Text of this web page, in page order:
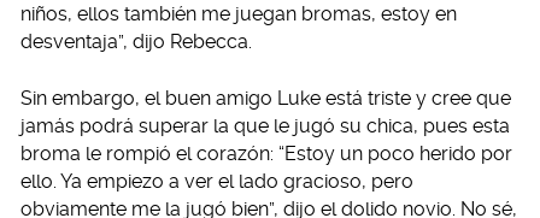
niños, ellos también me juegan bromas, estoy en
desventaja”, dijo Rebecca.
Sin embargo, el buen amigo Luke está triste y cree que
jamás podrá superar la que le jugó su chica, pues esta
broma le rompió el corazón: “Estoy un poco herido por
ello. Ya empiezo a ver el lado gracioso, pero
obviamente me la jugó bien”, dijo el dolido novio. No sé,